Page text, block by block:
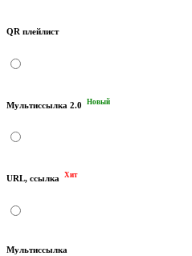
QR плейлист
Мультиссылка 2.0 Новый
URL, ссылка Хит
Мультиссылка